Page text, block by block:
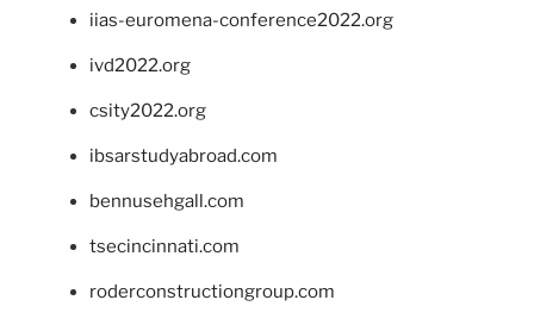
iias-euromena-conference2022.org
ivd2022.org
csity2022.org
ibsarstudyabroad.com
bennusehgall.com
tsecincinnati.com
roderconstructiongroup.com